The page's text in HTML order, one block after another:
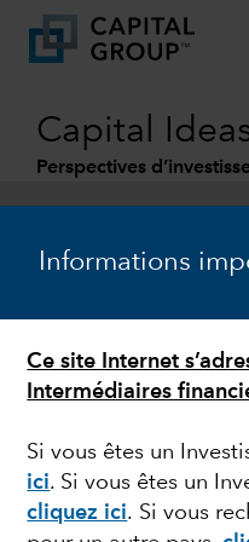
Informations
Ce site Internet
Intermédiaires
Si vous êtes un
ici. Si vous êtes un
cliquez ici. Si vous
Capital
Perspectives
MARCHÉS ET ÉCONOMIE